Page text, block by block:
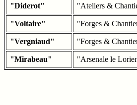
"Diderot" "Ateliers &
"Voltaire" "Forges &
"Vergniaud" "Forges &
"Mirabeau" "Arsenale le